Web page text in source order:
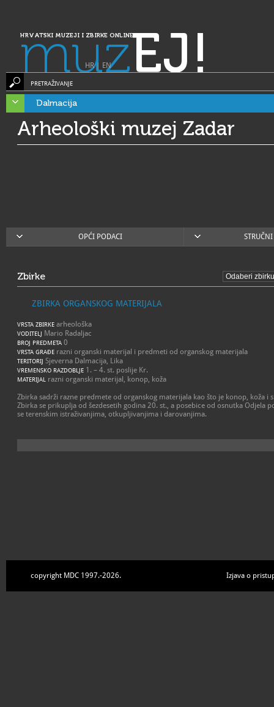
HRVATSKI MUZEJI I ZBIRKE ONLINE
muzEJ!
HR| EN
PRETRAŽIVANJE
Dalmacija
Arheološki muzej Zadar
OPĆI PODACI
Zbirke
ZBIRKA ORGANSKOG MATERIJALA
VRSTA ZBIRKE arheološka
VODITELJ Mario Radaljac
BROJ PREDMETA 0
VRSTA GRAĐE razni organski materijal i predmeti od organskog materijala
TERITORIJ Sjeverna Dalmacija, Lika
VREMENSKO RAZDOBLJE 1. – 4. st. poslije Kr.
MATERIJAL razni organski materijal, konop, koža
Zbirka sadrži razne predmete od organskog materijala kao što je konop, koža i
Zbirka se prikuplja od šezdesetih godina 20. st., a posebice od osnutka Odjela
se terenskim istraživanjima, otkupljivanjima i darovanjima.
copyright MDC 1997.-2026. Izjava o